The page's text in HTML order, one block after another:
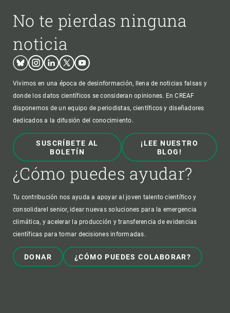
No te pierdas ninguna
noticia
BlueskyInstagram
LinkedinTwitterYoutube
Vivimos en una época de desinformación, llena de noticias falsas y
donde los datos científicos se consideran opiniones. En CREAF
disponemos de un equipo de periodistas, científicos y diseñadores
dedicados a la difusión del conocimiento.
SUSCRÍBETE AL
BOLETÍN
¡LEE NUESTRO
BLOG!
¿Cómo puedes ayudar?
Tu contribución nos ayuda a apoyar al joven talento científico y
consolidarel senior, idear nuevas soluciones para la emergencia
climática, y acelerar la producción y transferencia de evidencias
científicas para tomar decisiones informadas.
DONAR ¿CÓMO PUEDES COLABORAR?